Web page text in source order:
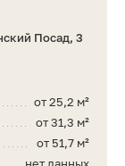
Посад, 3
от 25,2 м²
от 31,3 м²
от 51,7 м²